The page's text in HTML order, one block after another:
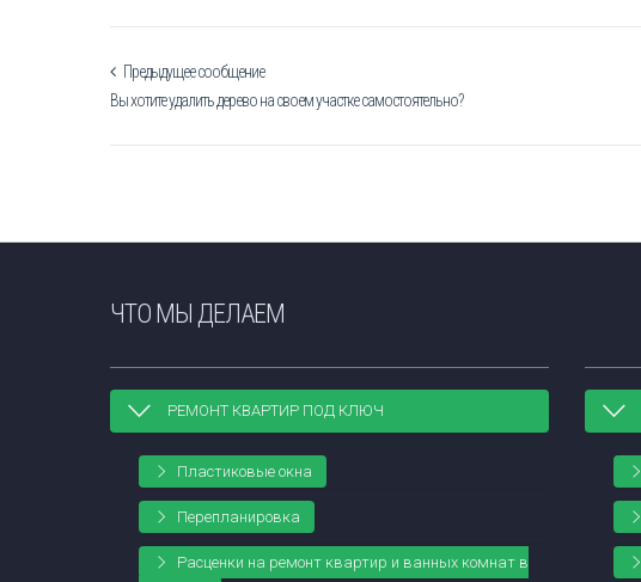
Предыдущее сообщение
Вы хотите удалить дерево на своем участке самостоятельно?
ЧТО МЫ ДЕЛАЕМ
РЕМОНТ КВАРТИР ПОД КЛЮЧ
Пластиковые окна
Перепланировка
Расценки на ремонт квартир и ванных комнат в